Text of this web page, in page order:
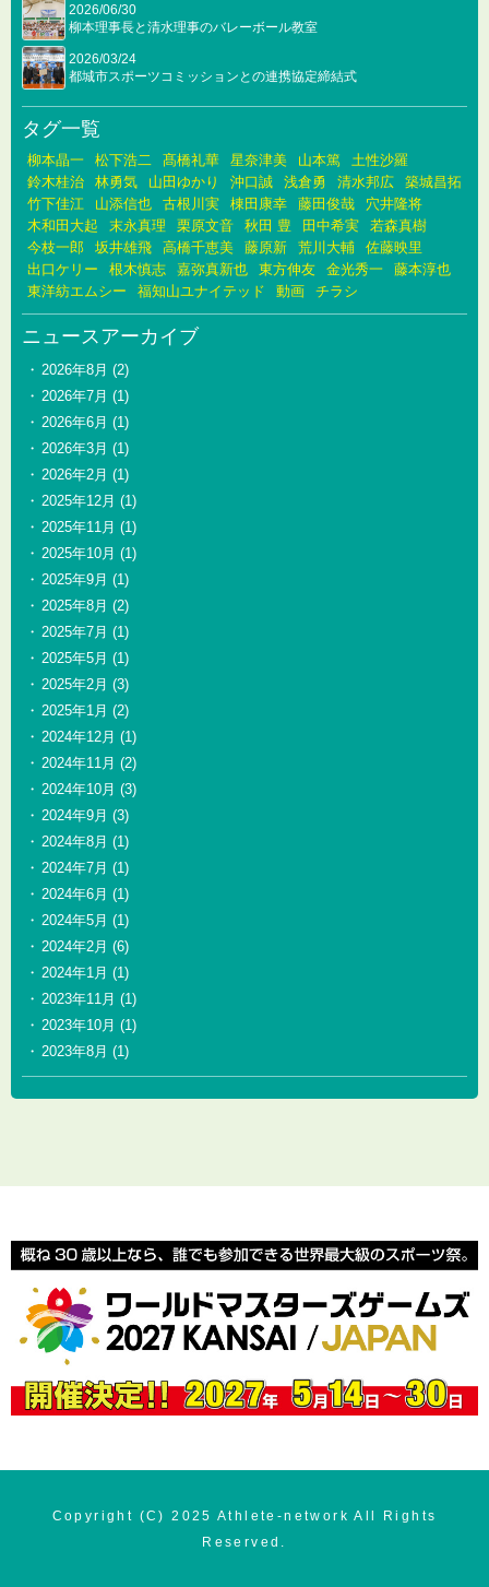
2026/06/30
柳本理事長と清水理事のバレーボール教室
2026/03/24
都城市スポーツコミッションとの連携協定締結式
タグ一覧
柳本晶一 松下浩二 髙橋礼華 星奈津美 山本篤
土性沙羅
鈴木桂治
林勇気 山田ゆかり 沖口誠 浅倉勇 清水邦広
築城昌拓
竹下佳江
山添信也 古根川実 棟田康幸 藤田俊哉
穴井隆将
木和田大起
末永真理 栗原文音 秋田 豊 田中希実
若森真樹
今枝一郎
坂井雄飛 高橋千恵美 藤原新 荒川大輔
佐藤映里
出口ケリー
根木慎志 嘉弥真新也 東方伸友 金光秀一
藤本淳也
東洋紡エムシー
福知山ユナイテッド 動画 チラシ
ニュースアーカイブ
2026年8月 (2)
2026年7月 (1)
2026年6月 (1)
2026年3月 (1)
2026年2月 (1)
2025年12月 (1)
2025年11月 (1)
2025年10月 (1)
2025年9月 (1)
2025年8月 (2)
2025年7月 (1)
2025年5月 (1)
2025年2月 (3)
2025年1月 (2)
2024年12月 (1)
2024年11月 (2)
2024年10月 (3)
2024年9月 (3)
2024年8月 (1)
2024年7月 (1)
2024年6月 (1)
2024年5月 (1)
2024年2月 (6)
2024年1月 (1)
2023年11月 (1)
2023年10月 (1)
2023年8月 (1)
Copyright (C) 2025 Athlete-network All Rights
Reserved.